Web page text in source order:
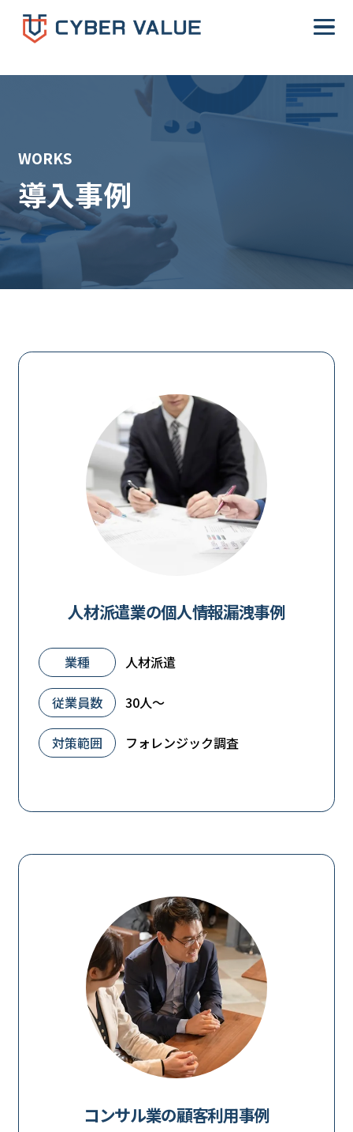
WORKS
導入事例
人材派遣業の個人情報漏洩事例
業種 人材派遣
従業員数 30人～
対策範囲 フォレンジック調査
コンサル業の顧客利用事例